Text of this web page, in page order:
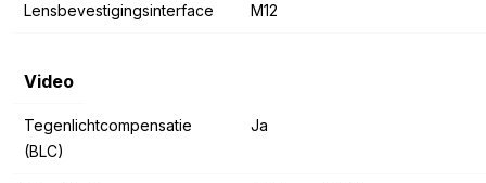
Lensbevestigingsinterface M12
Video
Tegenlichtcompensatie
(BLC)
Ja